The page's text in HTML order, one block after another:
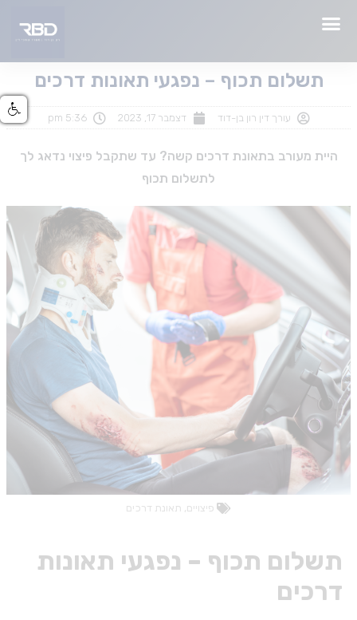
תשלום תכוף – נפגעי תאונות דרכים
עורך דין רון בן-דוד דצמבר 17, 2023 5:36 pm
היית מעורב בתאונת דרכים קשה? עד שתקבל פיצוי נדאג לך
לתשלום תכוף
פיצויים, תאונת דרכים
תשלום תכוף – נפגעי תאונות
דרכים